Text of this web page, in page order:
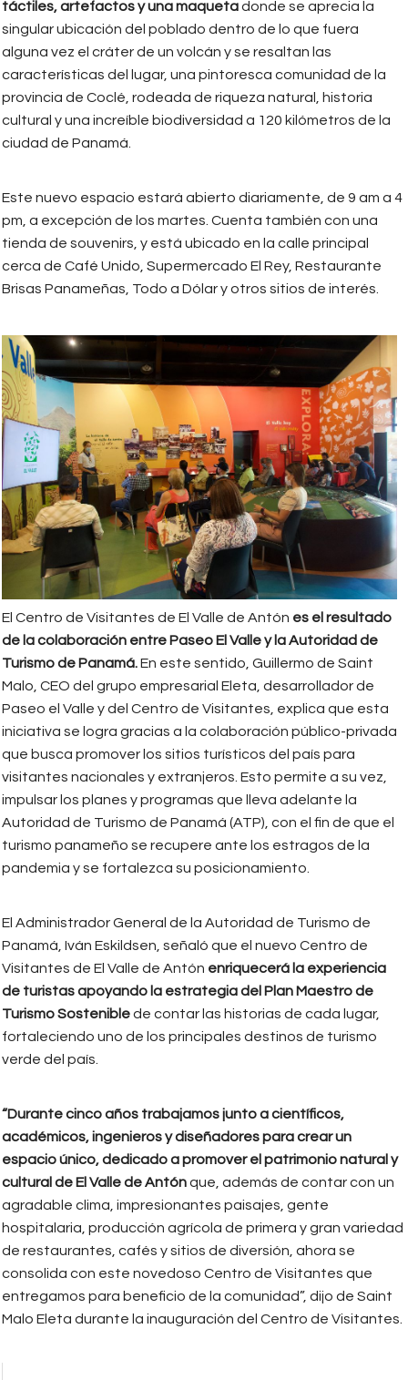
táctiles, artefactos y una maquetadonde se aprecia la
singular ubicación del poblado dentro de lo que fuera
alguna vez el cráter de un volcán y se resaltan las
características del lugar, una pintoresca comunidad de la
provincia de Coclé, rodeada de riqueza natural, historia
cultural y una increíble biodiversidad a 120 kilómetros de la
ciudad de Panamá.
Este nuevo espacio estará abierto diariamente, de 9 am a 4
pm, a excepción de los martes. Cuenta también con una
tienda de souvenirs, y está ubicado en la calle principal
cerca de Café Unido, Supermercado El Rey, Restaurante
Brisas Panameñas, Todo a Dólar y otros sitios de interés.
El Centro de Visitantes de El Valle de Antón es el resultado
de la colaboración entre Paseo El Valle y la Autoridad de
Turismo de Panamá.En este sentido, Guillermo de Saint
Malo, CEO del grupo empresarial Eleta, desarrollador de
Paseo el Valle y del Centro de Visitantes, explica que esta
iniciativa se logra gracias a la colaboración público-privada
que busca promover los sitios turísticos del país para
visitantes nacionales y extranjeros. Esto permite a su vez,
impulsar los planes y programas que lleva adelante la
Autoridad de Turismo de Panamá (ATP), con el fin de que el
turismo panameño se recupere ante los estragos de la
pandemia y se fortalezca su posicionamiento.
El Administrador General de la Autoridad de Turismo de
Panamá, Iván Eskildsen, señaló que el nuevo Centro de
Visitantes de El Valle de Antón enriquecerá la experiencia
de turistas apoyando la estrategia del Plan Maestro de
Turismo Sosteniblede contar las historias de cada lugar,
fortaleciendo uno de los principales destinos de turismo
verde del país.
“Durante cinco años trabajamos junto a científicos,
académicos, ingenieros y diseñadores para crear un
espacio único, dedicado a promover el patrimonio natural y
cultural de El Valle de Antónque, además de contar con un
agradable clima, impresionantes paisajes, gente
hospitalaria, producción agrícola de primera y gran variedad
de restaurantes, cafés y sitios de diversión, ahora se
consolida con este novedoso Centro de Visitantes que
entregamos para beneficio de la comunidad”, dijo de Saint
Malo Eleta durante la inauguración del Centro de Visitantes.